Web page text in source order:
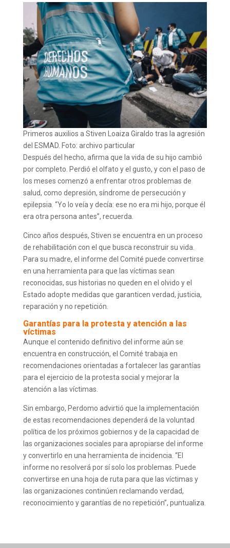
Primeros auxilios a Stiven Loaiza Giraldo tras la agresión
del ESMAD. Foto: archivo particular
Después del hecho, afirma que la vida de su hijo cambió
por completo. Perdió el olfato y el gusto, y con el paso de
los meses comenzó a enfrentar otros problemas de
salud, como depresión, síndrome de persecución y
epilepsia. “Yo lo veía y decía: ese no era mi hijo, porque él
era otra persona antes”, recuerda.
Cinco años después, Stiven se encuentra en un proceso
de rehabilitación con el que busca reconstruir su vida.
Para su madre, el informe del Comité puede convertirse
en una herramienta para que las víctimas sean
reconocidas, sus historias no queden en el olvido y el
Estado adopte medidas que garanticen verdad, justicia,
reparación y no repetición.
Garantías para la protesta y atención a las
víctimas
Aunque el contenido definitivo del informe aún se
encuentra en construcción, el Comité trabaja en
recomendaciones orientadas a fortalecer las garantías
para el ejercicio de la protesta social y mejorar la
atención a las víctimas.
Sin embargo, Perdomo advirtió que la implementación
de estas recomendaciones dependerá de la voluntad
política de los próximos gobiernos y de la capacidad de
las organizaciones sociales para apropiarse del informe
y convertirlo en una herramienta de incidencia. “El
informe no resolverá por sí solo los problemas. Puede
convertirse en una hoja de ruta para que las víctimas y
las organizaciones continúen reclamando verdad,
reconocimiento y garantías de no repetición”, puntualiza.